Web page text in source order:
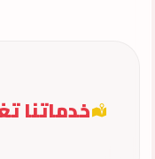
خدماتنا